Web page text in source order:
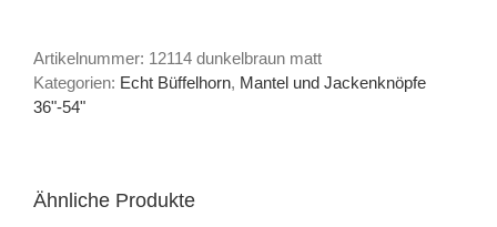
Artikelnummer: 12114 dunkelbraun matt
Kategorien: Echt Büffelhorn, Mantel und Jackenknöpfe
36"-54"
Ähnliche Produkte